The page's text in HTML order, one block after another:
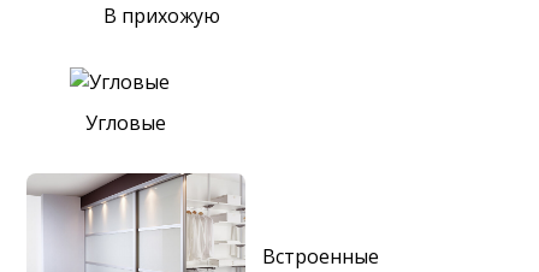
В прихожую
Угловые
Встроенные